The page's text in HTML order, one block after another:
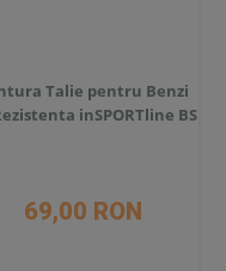
Talie pentru Benzi
inSPORTline BS
69,00 RON